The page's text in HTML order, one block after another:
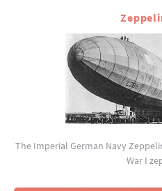
The Imperial German Navy
War I